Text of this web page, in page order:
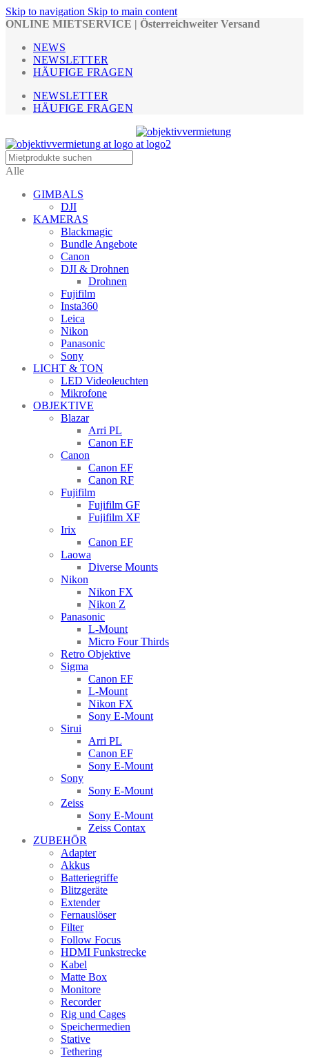
Skip to navigation Skip to main content
ONLINE MIETSERVICE | Österreichweiter Versand
NEWS
NEWSLETTER
HÄUFIGE FRAGEN
NEWSLETTER
HÄUFIGE FRAGEN
Alle
GIMBALS
DJI
KAMERAS
Blackmagic
Bundle Angebote
Canon
DJI & Drohnen
Drohnen
Fujifilm
Insta360
Leica
Nikon
Panasonic
Sony
LICHT & TON
LED Videoleuchten
Mikrofone
OBJEKTIVE
Blazar
Arri PL
Canon EF
Canon
Canon EF
Canon RF
Fujifilm
Fujifilm GF
Fujifilm XF
Irix
Canon EF
Laowa
Diverse Mounts
Nikon
Nikon FX
Nikon Z
Panasonic
L-Mount
Micro Four Thirds
Retro Objektive
Sigma
Canon EF
L-Mount
Nikon FX
Sony E-Mount
Sirui
Arri PL
Canon EF
Sony E-Mount
Sony
Sony E-Mount
Zeiss
Sony E-Mount
Zeiss Contax
ZUBEHÖR
Adapter
Akkus
Batteriegriffe
Blitzgeräte
Extender
Fernauslöser
Filter
Follow Focus
HDMI Funkstrecke
Kabel
Matte Box
Monitore
Recorder
Rig und Cages
Speichermedien
Stative
Tethering